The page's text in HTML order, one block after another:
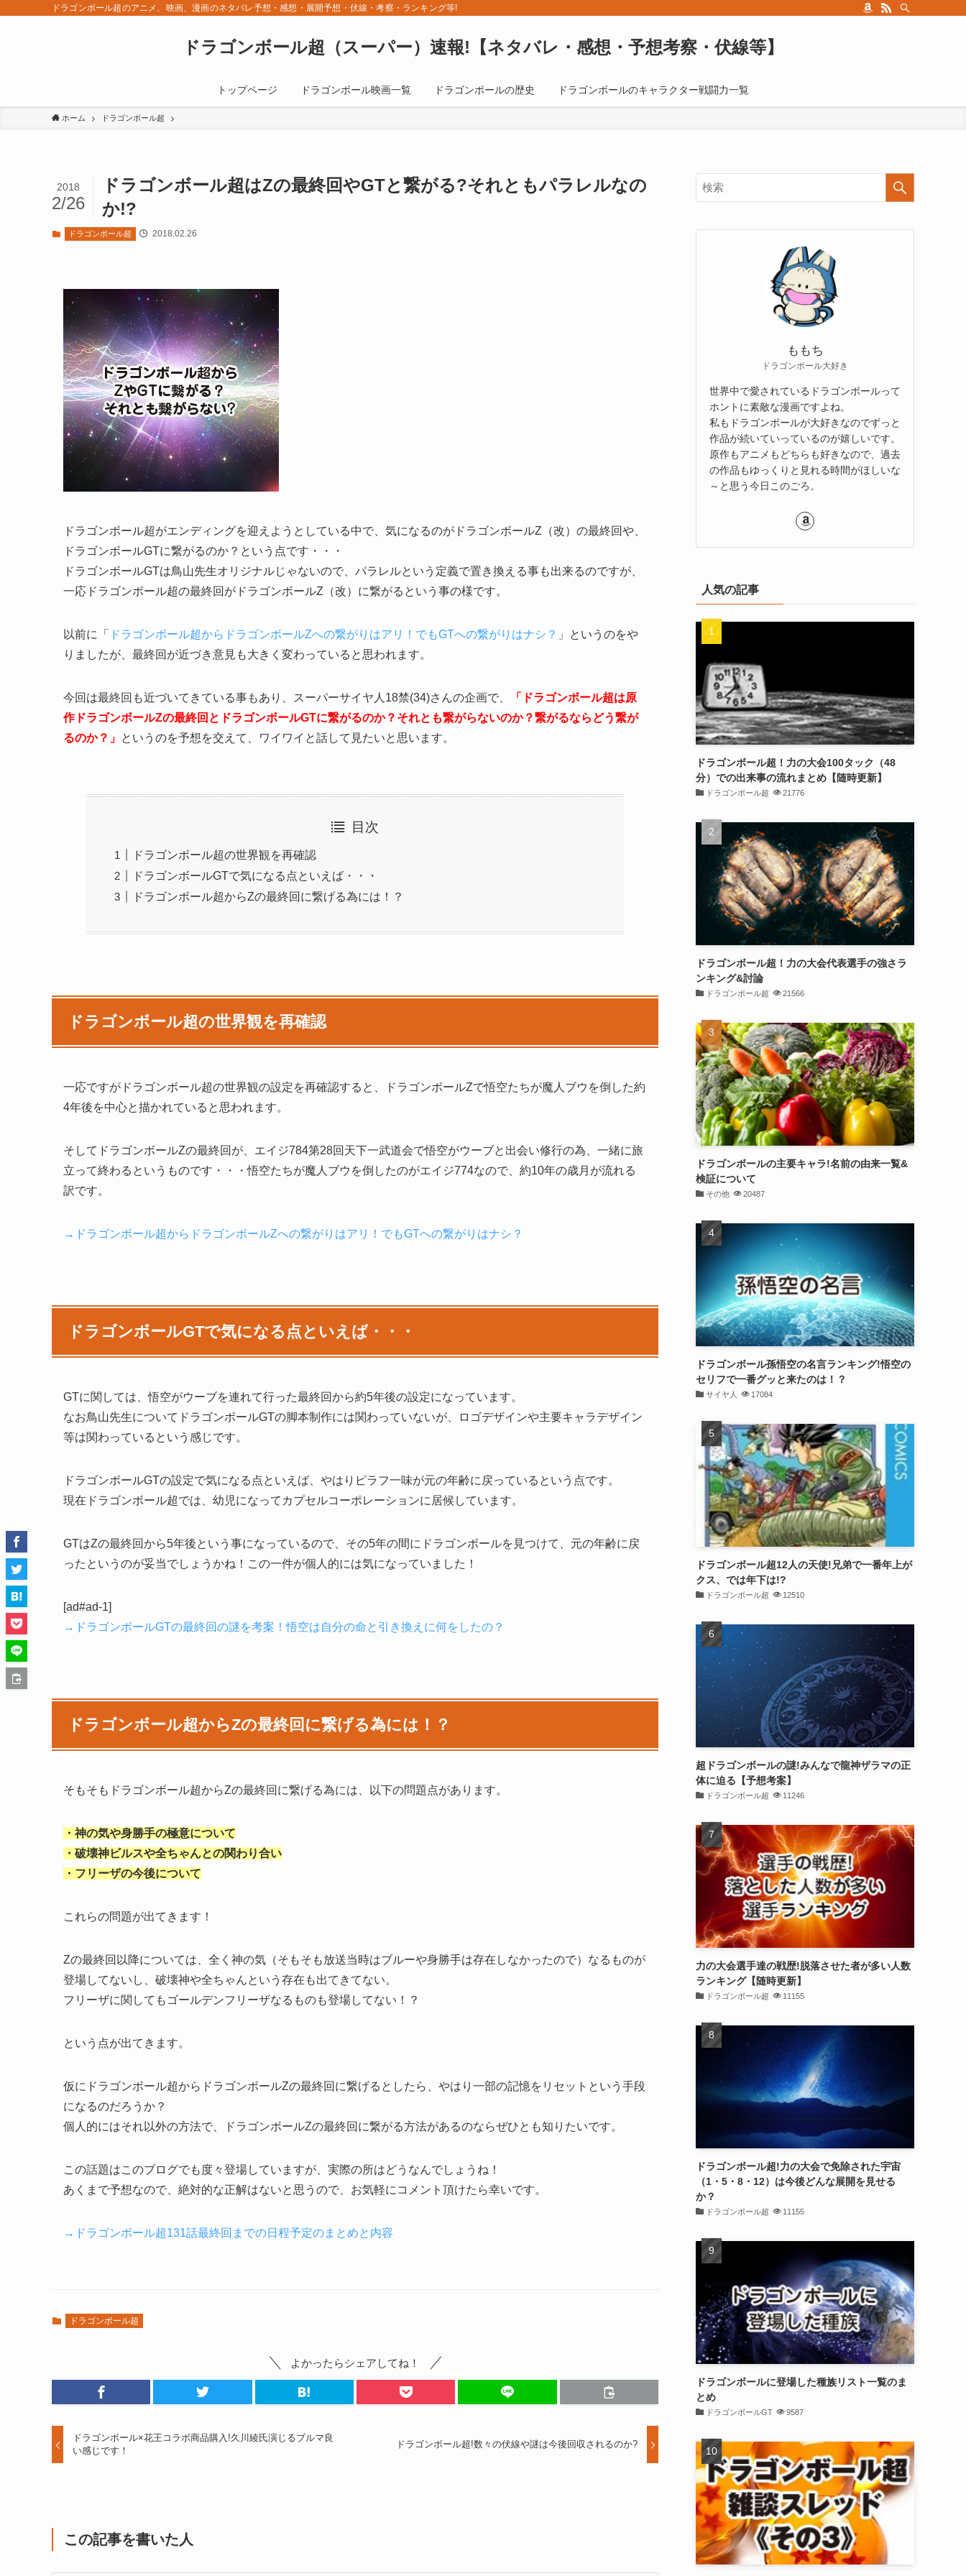
ドラゴンボール超のアニメ、映画、漫画のネタバレ予想・感想・展開予想・伏線・考察・ランキング等!
ドラゴンボール超（スーパー）速報!【ネタバレ・感想・予想考察・伏線等】
トップページ ドラゴンボール映画一覧 ドラゴンボールの歴史 ドラゴンボールのキャラクター戦闘力一覧
ホーム ドラゴンボール超
ドラゴンボール超はZの最終回やGTと繋がる?それともパラレルなの
か!?
2018
2/26
ドラゴンボール超 2018.02.26
ドラゴンボール超がエンディングを迎えようとしている中で、気になるのがドラゴンボールZ（改）の最終回や、
ドラゴンボールGTに繋がるのか？という点です・・・
ドラゴンボールGTは鳥山先生オリジナルじゃないので、パラレルという定義で置き換える事も出来るのですが、
一応ドラゴンボール超の最終回がドラゴンボールZ（改）に繋がるという事の様です。
以前に「 ドラゴンボール超からドラゴンボールZへの繋がりはアリ！でもGTへの繋がりはナシ？ 」というのをや
りましたが、最終回が近づき意見も大きく変わっていると思われます。
今回は最終回も近づいてきている事もあり、スーパーサイヤ人18禁(34)さんの企画で、
「ドラゴンボール超は原
作ドラゴンボールZの最終回とドラゴンボールGTに繋がるのか？それとも繋がらないのか？繋がるならどう繋が
るのか？」 というのを予想を交えて、ワイワイと話して見たいと思います。
目次
ドラゴンボール超の世界観を再確認
ドラゴンボールGTで気になる点といえば・・・
ドラゴンボール超からZの最終回に繋げる為には！？
ドラゴンボール超の世界観を再確認
一応ですがドラゴンボール超の世界観の設定を再確認すると、ドラゴンボールZで悟空たちが魔人ブウを倒した約
4年後を中心と描かれていると思われます。
そしてドラゴンボールZの最終回が、エイジ784第28回天下一武道会で悟空がウーブと出会い修行の為、一緒に旅
立って終わるというものです・・・悟空たちが魔人ブウを倒したのがエイジ774なので、約10年の歳月が流れる
訳です。
→ドラゴンボール超からドラゴンボールZへの繋がりはアリ！でもGTへの繋がりはナシ？
ドラゴンボールGTで気になる点といえば・・・
GTに関しては、悟空がウーブを連れて行った最終回から約5年後の設定になっています。
なお鳥山先生についてドラゴンボールGTの脚本制作には関わっていないが、ロゴデザインや主要キャラデザイン
等は関わっているという感じです。
ドラゴンボールGTの設定で気になる点といえば、やはりピラフ一味が元の年齢に戻っているという点です。
現在ドラゴンボール超では、幼児になってカプセルコーポレーションに居候しています。
GTはZの最終回から5年後という事になっているので、その5年の間にドラゴンボールを見つけて、元の年齢に戻
ったというのが妥当でしょうかね！この一件が個人的には気になっていました！
[ad#ad-1]
→ドラゴンボールGTの最終回の謎を考案！悟空は自分の命と引き換えに何をしたの？
ドラゴンボール超からZの最終回に繋げる為には！？
そもそもドラゴンボール超からZの最終回に繋げる為には、以下の問題点があります。
・神の気や身勝手の極意について
・破壊神ビルスや全ちゃんとの関わり合い
・フリーザの今後について
これらの問題が出てきます！
Zの最終回以降については、全く神の気（そもそも放送当時はブルーや身勝手は存在しなかったので）なるものが
登場してないし、破壊神や全ちゃんという存在も出てきてない。
フリーザに関してもゴールデンフリーザなるものも登場してない！？
という点が出てきます。
仮にドラゴンボール超からドラゴンボールZの最終回に繋げるとしたら、やはり一部の記憶をリセットという手段
になるのだろうか？
個人的にはそれ以外の方法で、ドラゴンボールZの最終回に繋がる方法があるのならぜひとも知りたいです。
この話題はこのブログでも度々登場していますが、実際の所はどうなんでしょうね！
あくまで予想なので、絶対的な正解はないと思うので、お気軽にコメント頂けたら幸いです。
→ドラゴンボール超131話最終回までの日程予定のまとめと内容
ドラゴンボール超
よかったらシェアしてね！
ドラゴンボール×花王コラボ商品購入!久川綾氏演じるブルマ良
い感じです！
ドラゴンボール超!数々の伏線や謎は今後回収されるのか?
この記事を書いた人
ももち
ドラゴンボール大好き
世界中で愛されているドラゴンボールって
ホントに素敵な漫画ですよね。
私もドラゴンボールが大好きなのでずっと
作品が続いていっているのが嬉しいです。
原作もアニメもどちらも好きなので、過去
の作品もゆっくりと見れる時間がほしいな
～と思う今日このごろ。
人気の記事
ドラゴンボール超！力の大会100タック（48
分）での出来事の流れまとめ【随時更新】
ドラゴンボール超 21776
ドラゴンボール超！力の大会代表選手の強さラ
ンキング&討論
ドラゴンボール超 21566
ドラゴンボールの主要キャラ!名前の由来一覧&
検証について
その他 20487
ドラゴンボール孫悟空の名言ランキング!悟空の
セリフで一番グッと来たのは！？
サイヤ人 17084
ドラゴンボール超12人の天使!兄弟で一番年上が
クス、では年下は!?
ドラゴンボール超 12510
超ドラゴンボールの謎!みんなで龍神ザラマの正
体に迫る【予想考案】
ドラゴンボール超 11246
力の大会選手達の戦歴!脱落させた者が多い人数
ランキング【随時更新】
ドラゴンボール超 11155
ドラゴンボール超!力の大会で免除された宇宙
（1・5・8・12）は今後どんな展開を見せる
か？
ドラゴンボール超 11155
ドラゴンボールに登場した種族リスト一覧のま
とめ
ドラゴンボールGT 9587